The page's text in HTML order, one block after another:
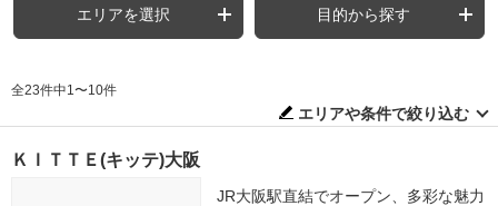
エリアを選択 目的から探す
全23件中1〜10件
エリアや条件で絞り込む
ＫＩＴＴＥ(キッテ)大阪
JR大阪駅直結でオープン、多彩な魅力